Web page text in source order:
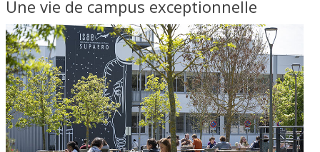
Une vie de campus exceptionnelle